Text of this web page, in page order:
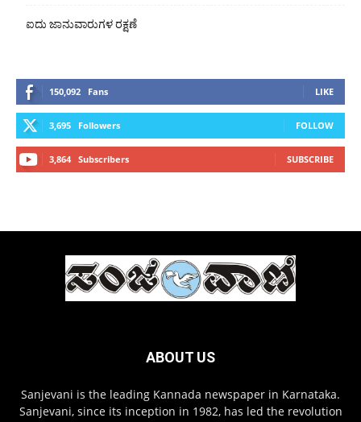
ಐದು ಜಾನುವಾರುಗಳ ರಕ್ಷಣೆ
150,092 Fans LIKE
3,695 Followers FOLLOW
3,864 Subscribers SUBSCRIBE
ABOUT US
Sanjevani is the leading Kannada newspaper in Karnataka.
Sanjevani, since its inception in 1982, has led the revolution